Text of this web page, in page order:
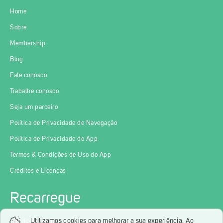
Home
Sobre
Membership
Blog
Fale conosco
Trabalhe conosco
Seja um parceiro
Política de Privacidade de Navegação
Política de Privacidade do App
Termos & Condições de Uso do App
Créditos e Licenças
Recarregue
Zletric Network
Utilizamos cookies para melhorar a sua experiência. Ao